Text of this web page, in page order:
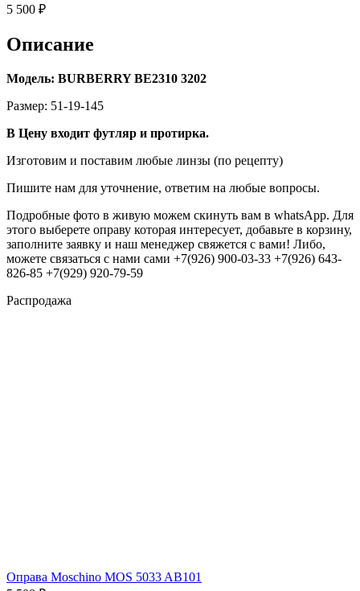
5 500 ₽
Описание
Модель: BURBERRY BE2310 3202
Размер: 51-19-145
В Цену входит футляр и протирка.
Изготовим и поставим любые линзы (по рецепту)
Пишите нам для уточнение, ответим на любые вопросы.
Подробные фото в живую можем скинуть вам в whatsApp. Для
этого выберете оправу которая интересует, добавьте в корзину,
заполните заявку и наш менеджер свяжется с вами! Либо,
можете связаться с нами сами +7(926) 900-03-33 +7(926) 643-
826-85 +7(929) 920-79-59
Распродажа
Оправа Moschino MOS 5033 AB101